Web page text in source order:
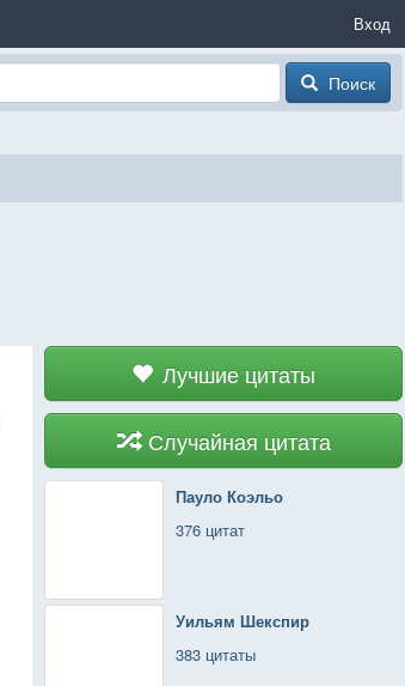
Вход
Поиск
Лучшие цитаты
Случайная цитата
Пауло Коэльо
376 цитат
Уильям Шекспир
383 цитаты